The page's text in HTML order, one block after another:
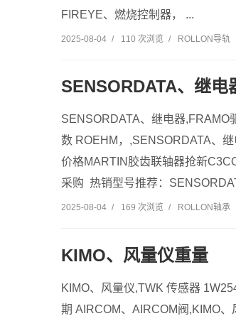
FIREYE、燃烧控制器， ...
2025-08-04 / 110 次浏览 / ROLLON导轨
SENSORDATA、继电
SENSORDATA、继电器,FRAMO
数 ROEHM，,SENSORDATA、
价格MARTIN胶齿联轴器抢新
采购 热销型号推荐：
2025-08-04 / 169 次浏览 / ROLLON轴承
KIMO、风量仪重量
KIMO、风量仪,TWK 传感器
期 AIRCOM、AIRCOM阀,KIMO